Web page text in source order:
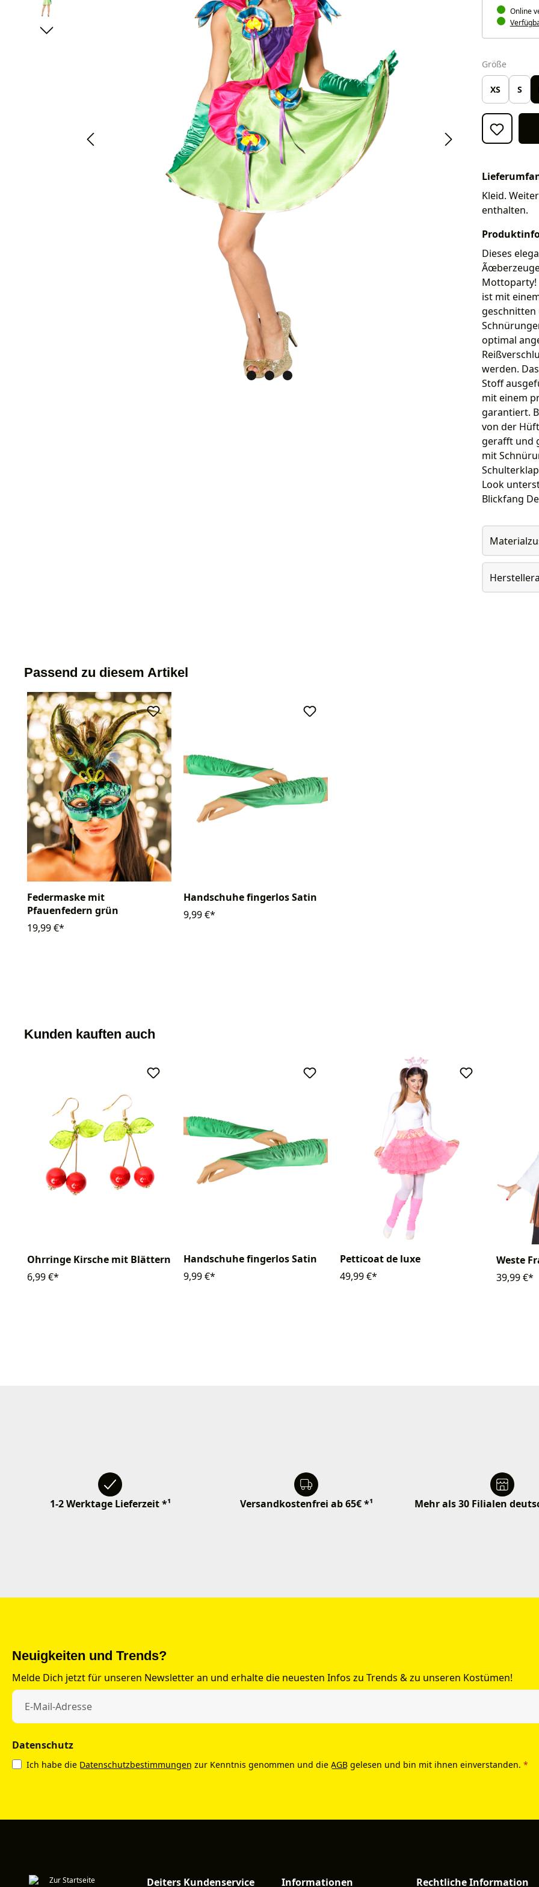
Online
Größe
XS S
Kleid.
enthalten.
Dieses
Mottoparty!
ist mit
geschnitten
optimal
werden.
Stoff
mit einem
garantiert.
von der
gerafft und
mit
Look
Blickfang
Passend zu diesem Artikel
Federmaske mit
Pfauenfedern grün
19,99 €*
Handschuhe fingerlos Satin
9,99 €*
Kunden kauften auch
Ohrringe Kirsche mit Blättern
6,99 €*
Handschuhe fingerlos Satin
9,99 €*
Petticoat de luxe
49,99 €*
Weste
39,99 €*
1-2 Werktage Lieferzeit *¹ Versandkostenfrei ab 65€ *¹ Mehr als 30 Filialen
Neuigkeiten und Trends?
Melde Dich jetzt für unseren Newsletter an und erhalte die neuesten Infos zu Trends & zu unseren Kostümen!
Datenschutz
Ich habe die Datenschutzbestimmungen zur Kenntnis genommen und die AGB gelesen und bin mit ihnen einverstanden. *
Deiters Kundenservice Informationen Rechtliche Information